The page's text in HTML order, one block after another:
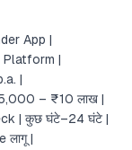
App |
Platform |
|
– ₹10 लाख |
| कुछ घंटे–24 घंटे |
लागू |